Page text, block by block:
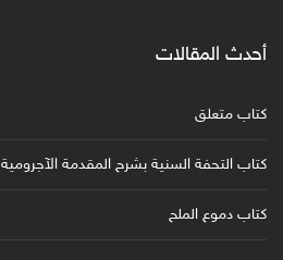
أحدث المقالات
كتاب متعلق
كتاب التحفة السنية بشرح المقدمة الآجرومية
كتاب دموع الملح